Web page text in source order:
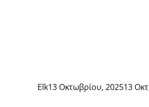
Elk13 Οκτωβρίου, 202513 Οκτ